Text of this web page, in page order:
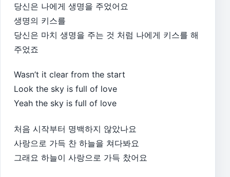
당신은 나에게 생명을 주었어요
생명의 키스를
당신은 마치 생명을 주는 것 처럼 나에게 키스를 해
주었죠
Wasn’t it clear from the start
Look the sky is full of love
Yeah the sky is full of love
처음 시작부터 명백하지 않았나요
사랑으로 가득 찬 하늘을 쳐다봐요
그래요 하늘이 사랑으로 가득 찼어요